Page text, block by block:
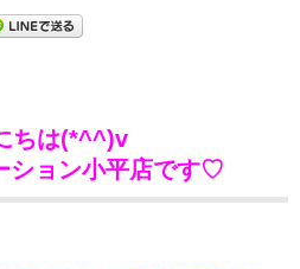
ちは(*^^)v
ション小平店です♡